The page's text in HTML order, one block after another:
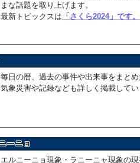
まな話題を取り上げます。
最新トピックスは 「さくら2024」です。
毎日の暦、過去の事件や出来事をまと
気象災害や記録なども詳しく掲載して
エルニーニョ現象・ラニーニャ現象の